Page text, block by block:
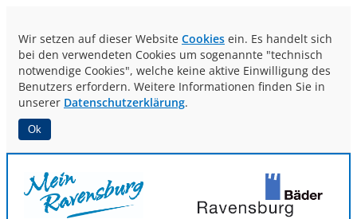
Wir setzen auf dieser Website Cookies ein. Es handelt sich
bei den verwendeten Cookies um sogenannte "technisch
notwendige Cookies", welche keine aktive Einwilligung des
Benutzers erfordern. Weitere Informationen finden Sie in
unserer Datenschutzerklärung.
Ok